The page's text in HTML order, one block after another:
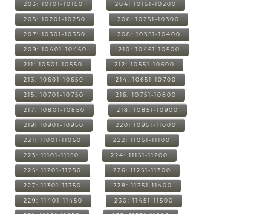
203: 10101-10150 204: 10151-10200
205: 10201-10250 206: 10251-10300
207: 10301-10350 208: 10351-10400
209: 10401-10450 210: 10451-10500
211: 10501-10550 212: 10551-10600
213: 10601-10650 214: 10651-10700
215: 10701-10750 216: 10751-10800
217: 10801-10850 218: 10851-10900
219: 10901-10950 220: 10951-11000
221: 11001-11050 222: 11051-11100
223: 11101-11150 224: 11151-11200
225: 11201-11250 226: 11251-11300
227: 11301-11350 228: 11351-11400
229: 11401-11450 230: 11451-11500